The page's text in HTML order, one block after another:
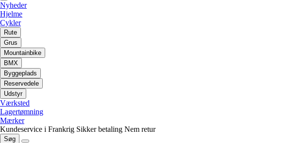
Nyheder
Hjelme
Cykler
Rute
Grus
Mountainbike
BMX
Byggeplads
Reservedele
Udstyr
Værksted
Lagertømning
Mærker
Kundeservice i Frankrig Sikker betaling Nem retur
Søg